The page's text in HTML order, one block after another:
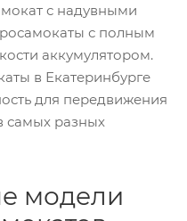
с надувными
с полным
аккумулятором.
в Екатеринбурге
для передвижения
самых разных
модели